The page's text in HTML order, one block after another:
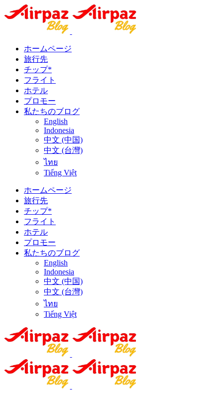
ホームページ
旅行先
チップ*
フライト
ホテル
プロモー
私たちのブログ
English
Indonesia
中文 (中国)
中文 (台灣)
ไทย
Tiếng Việt
ホームページ
旅行先
チップ*
フライト
ホテル
プロモー
私たちのブログ
English
Indonesia
中文 (中国)
中文 (台灣)
ไทย
Tiếng Việt